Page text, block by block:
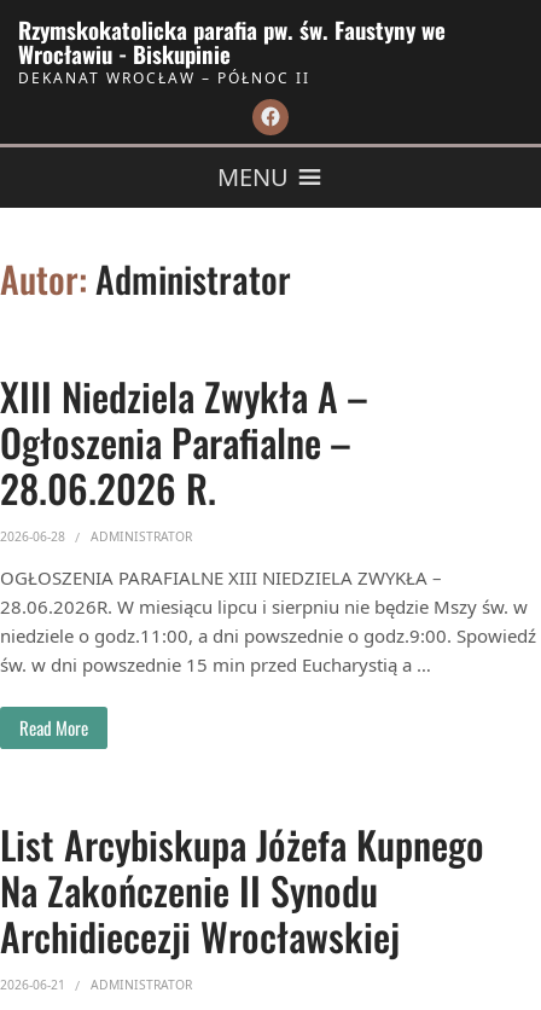
Rzymskokatolicka parafia pw. św. Faustyny we
Wrocławiu - Biskupinie
DEKANAT WROCŁAW – PÓŁNOC II
MENU
Autor:Administrator
XIII Niedziela Zwykła A –
Ogłoszenia Parafialne –
28.06.2026 R.
2026-06-28 ADMINISTRATOR
OGŁOSZENIA PARAFIALNE XIII NIEDZIELA ZWYKŁA –
28.06.2026R. W miesiącu lipcu i sierpniu nie będzie Mszy św. w
niedziele o godz.11:00, a dni powszednie o godz.9:00. Spowiedź
św. w dni powszednie 15 min przed Eucharystią a …
Read More
List Arcybiskupa Jóżefa Kupnego
Na Zakończenie II Synodu
Archidiecezji Wrocławskiej
2026-06-21 ADMINISTRATOR